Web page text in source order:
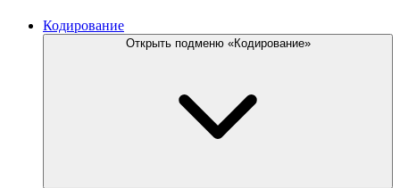
Кодирование
Открыть подменю «Кодирование»